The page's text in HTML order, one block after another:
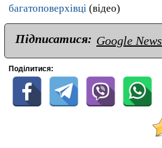
багатоповерхівці (відео)
Підписатися: Google News
Поділитися: